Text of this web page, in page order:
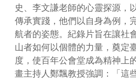
政
策
政
府
史、李文謙老師的心靈探源，
傳承實踐，他們以自身為例，
航者的姿態。紀錄片旨在讓社
山者如何以個體的力量，奠定
度，使百年公會堂成為精神上
畫主持人鄭飄教授強調：「這